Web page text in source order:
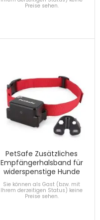
Preise sehen.
PetSafe Zusätzliches
Empfängerhalsband für
widerspenstige Hunde
Sie können als Gast (bzw. mit
Ihrem derzeitigen Status) keine
Preise sehen.